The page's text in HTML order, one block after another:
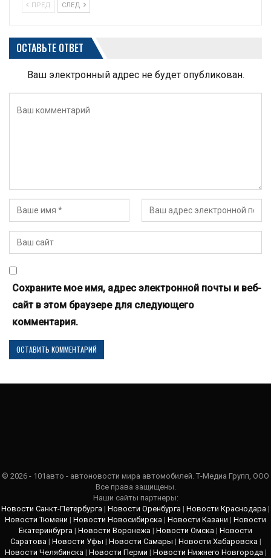
ПРЕД СЛЕД
ОСТАВЬТЕ ОТВЕТ
Ваш электронный адрес не будет опубликован.
Сохраните мое имя, адрес электронной почты и веб-
сайт в этом браузере для следующего
комментария.
© 2026 - 101авто - автоновости мира автомобилей. Т-Медиа Групп, ООО
Все права защищены.
Наши сайты партнеры:
Новости Санкт-Петербурга | Новости Оренбурга | Новости Краснодара |
Новости Тюмени | Новости Новосибирска | Новости Казани | Новости
Екатеринбурга | Новости Воронежа | Новости Омска | Новости
Саратова | Новости Уфы | Новости Самары | Новости Хабаровска |
Новости Челябинска | Новости Перми | Новости Нижнего Новгорода |